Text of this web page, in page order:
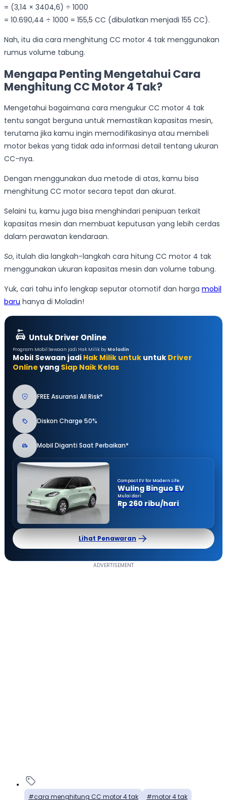
= (3,14 × 3404,6) ÷ 1000
= 10.690,44 ÷ 1000 = 155,5 CC (dibulatkan menjadi 155 CC).
Nah, itu dia cara menghitung CC motor 4 tak menggunakan
rumus volume tabung.
Mengapa Penting Mengetahui Cara
Menghitung CC Motor 4 Tak?
Mengetahui bagaimana cara mengukur CC motor 4 tak
tentu sangat berguna untuk memastikan kapasitas mesin,
terutama jika kamu ingin memodifikasinya atau membeli
motor bekas yang tidak ada informasi detail tentang ukuran
CC-nya.
Dengan menggunakan dua metode di atas, kamu bisa
menghitung CC motor secara tepat dan akurat.
Selaini tu, kamu juga bisa menghindari penipuan terkait
kapasitas mesin dan membuat keputusan yang lebih cerdas
dalam perawatan kendaraan.
So, itulah dia langkah-langkah cara hitung CC motor 4 tak
menggunakan ukuran kapasitas mesin dan volume tabung.
Yuk, cari tahu info lengkap seputar otomotif dan harga mobil
baru hanya di Moladin!
Untuk Driver Online
Program Mobil Sewaan jadi Hak Milik by Moladin
Mobil Sewaan jadi Hak Milik untuk untuk Driver
Online yang Siap Naik Kelas
FREE Asuransi All Risk*
Diskon Charge 50%
Mobil Diganti Saat Perbaikan*
Compact EV for Modern Life
Wuling Binguo EV
Mulai dari
Rp 260 ribu/hari
Lihat Penawaran
cara menghitung CC motor 4 tak motor 4 tak